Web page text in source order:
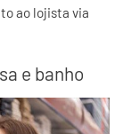
ao lojista via
e banho